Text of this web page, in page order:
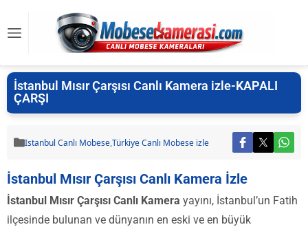
İstanbul Mısır Çarşısı Canlı Kamera izle-KAPALI
ÇARŞI
Istanbul Canlı Mobese,Türkiye Canlı Mobese izle
İstanbul Mısır Çarşısı Canlı Kamera İzle
İstanbul Mısır Çarşısı Canlı Kamera yayını, İstanbul’un Fatih
ilçesinde bulunan ve dünyanın en eski ve en büyük